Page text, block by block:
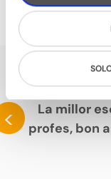
PARLEN
<
La millor
profes, bon